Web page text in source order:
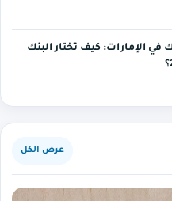
في الإمارات: كيف تختار البنك
عرض الكل